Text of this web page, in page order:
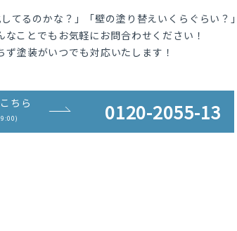
してるのかな？」「壁の塗り替えいくらぐらい？
なことでもお気軽にお問合わせください！
ず塗装がいつでも対応いたします！
ちら 0120-2055-13